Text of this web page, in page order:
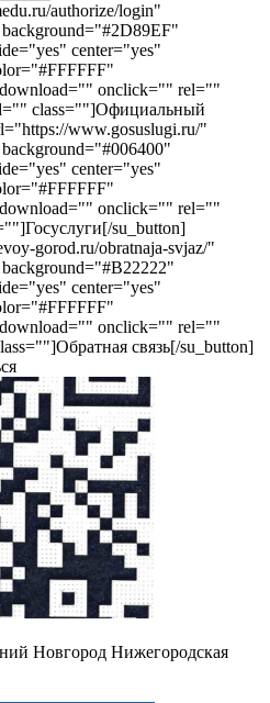
authorize/login"
center="yes"
onclick="" rel=""
class=""]Официальный
www.gosuslugi.ru/"
center="yes"
onclick="" rel=""
su_button]
gorod.ru/obratnaja-svjaz/"
center="yes"
onclick="" rel=""
связь[/su_button]
Новгород Нижегородская